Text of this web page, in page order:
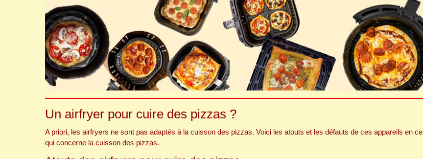
Un airfryer pour cuire des pizzas ?
A priori, les airfryers ne sont pas adaptés à la cuisson des pizzas. Voici les atouts et les défauts de ces appareils en ce
qui concerne la cuisson des pizzas.